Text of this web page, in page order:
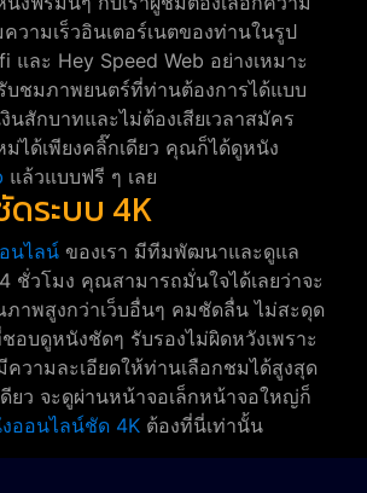
วามเร็วอินเตอร์เนตของท่านในรูป
และ Hey Speed Web อย่างเหมาะ
ชมภาพยนตร์ที่ท่านต้องการได้แบบ
งินสักบาทและไม่ต้องเสียเวลาสมัคร
ได้เพียงคลิ๊กเดียว คุณก็ได้ดูหนัง
แล้วแบบฟรี ๆ เลย
ระบบ 4K
นไลน์ ของเรา มีทีมพัฒนาและดูแล
ชั่วโมง คุณสามารถมั่นใจได้เลยว่าจะ
าพสูงกว่าเว็บอื่นๆ คมชัดลื่น ไม่สะดุด
อบดูหนังชัดๆ รับรองไม่ผิดหวังเพราะ
ความละเอียดให้ท่านเลือกชมได้สูงสุด
ดียว จะดูผ่านหน้าจอเล็กหน้าจอใหญ่ก็
ออนไลน์ชัด 4K ต้องที่นี่เท่านั้น